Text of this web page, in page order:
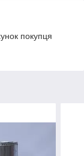
покупця